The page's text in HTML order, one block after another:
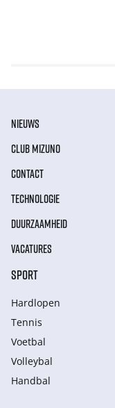
NIEUWS
CLUB MIZUNO
CONTACT
TECHNOLOGIE
DUURZAAMHEID
VACATURES
SPORT
Hardlopen
Tennis
Voetbal
Volleybal
Handbal